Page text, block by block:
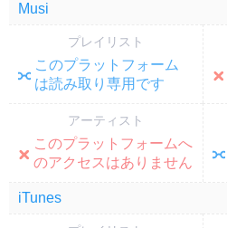
Musi
プレイリスト
;
このプラットフォーム
は読み取り専用です
;
アーティスト
;
このプラットフォームへ
のアクセスはありません
;
iTunes